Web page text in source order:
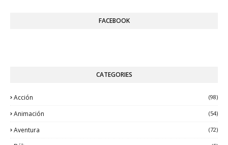
FACEBOOK
CATEGORIES
Acción (98)
Animación (54)
Aventura (72)